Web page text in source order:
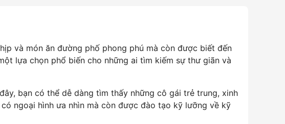
và món ăn đường phố phong phú mà còn được biết đến
lựa chọn phổ biến cho những ai tìm kiếm sự thư giãn và
bạn có thể dễ dàng tìm thấy những cô gái trẻ trung, xinh
ngoại hình ưa nhìn mà còn được đào tạo kỹ lưỡng về kỹ